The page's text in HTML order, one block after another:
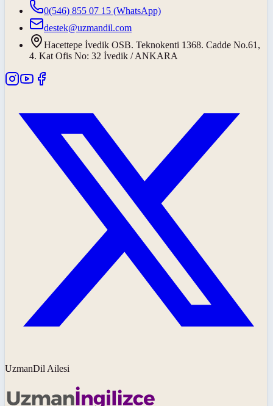
0(546) 855 07 15 (WhatsApp)
destek@uzmandil.com
Hacettepe İvedik OSB. Teknokenti 1368. Cadde No.61,
4. Kat Ofis No: 32 İvedik / ANKARA
UzmanDil Ailesi